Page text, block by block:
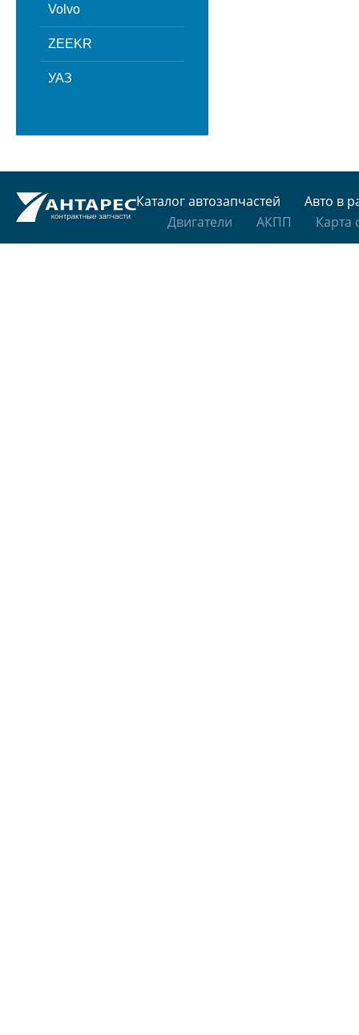
Volvo
ZEEKR
УАЗ
Каталог автозапчастей
Авто в
Двигатели
АКПП Карта